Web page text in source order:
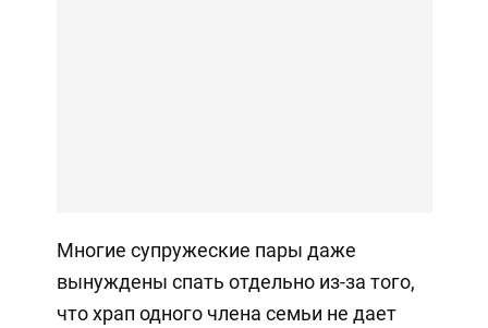
Многие супружеские пары даже
вынуждены спать отдельно из-за того,
что храп одного члена семьи не дает